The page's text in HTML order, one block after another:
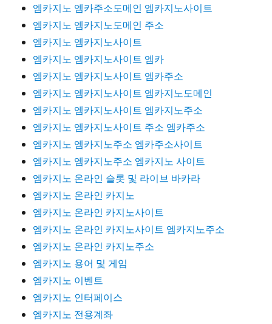
엠카지노 엠카주소도메인 엠카지노사이트
엠카지노 엠카지노도메인 주소
엠카지노 엠카지노사이트
엠카지노 엠카지노사이트 엠카
엠카지노 엠카지노사이트 엠카주소
엠카지노 엠카지노사이트 엠카지노도메인
엠카지노 엠카지노사이트 엠카지노주소
엠카지노 엠카지노사이트 주소 엠카주소
엠카지노 엠카지노주소 엠카주소사이트
엠카지노 엠카지노주소 엠카지노 사이트
엠카지노 온라인 슬롯 및 라이브 바카라
엠카지노 온라인 카지노
엠카지노 온라인 카지노사이트
엠카지노 온라인 카지노사이트 엠카지노주소
엠카지노 온라인 카지노주소
엠카지노 용어 및 게임
엠카지노 이벤트
엠카지노 인터페이스
엠카지노 전용계좌